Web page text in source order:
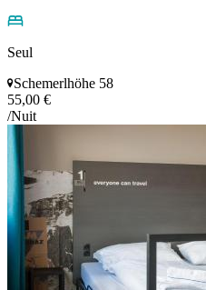
Seul
Schemerlhöhe 58
55,00 €
/Nuit